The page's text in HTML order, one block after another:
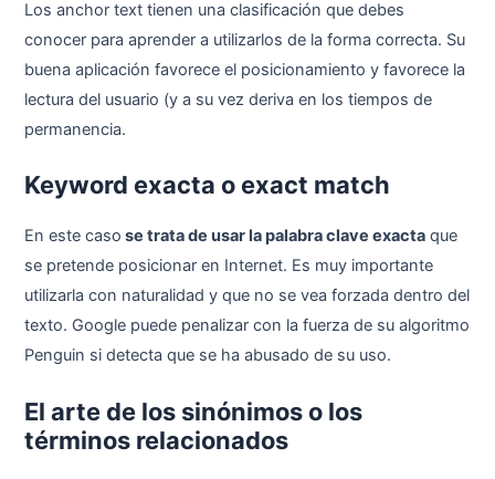
Los anchor text tienen una clasificación que debes
conocer para aprender a utilizarlos de la forma correcta. Su
buena aplicación favorece el posicionamiento y favorece la
lectura del usuario (y a su vez deriva en los tiempos de
permanencia.
Keyword exacta o exact match
En este caso se trata de usar la palabra clave exacta que
se pretende posicionar en Internet. Es muy importante
utilizarla con naturalidad y que no se vea forzada dentro del
texto. Google puede penalizar con la fuerza de su algoritmo
Penguin si detecta que se ha abusado de su uso.
El arte de los sinónimos o los
términos relacionados